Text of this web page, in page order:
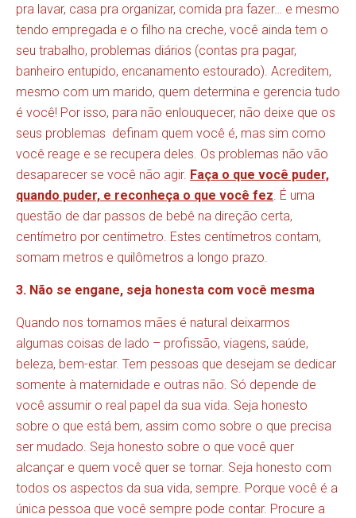
pra lavar, casa pra organizar, comida pra fazer… e mesmo
tendo empregada e o filho na creche, você ainda tem o
seu trabalho, problemas diários (contas pra pagar,
banheiro entupido, encanamento estourado). Acreditem,
mesmo com um marido, quem determina e gerencia tudo
é você! Por isso, para não enlouquecer, não deixe que os
seus problemas definam quem você é, mas sim como
você reage e se recupera deles. Os problemas não vão
desaparecer se você não agir. Faça o que você puder,
quando puder, e reconheça o que você fez . É uma
questão de dar passos de bebê na direção certa,
centímetro por centímetro. Estes centímetros contam,
somam metros e quilômetros a longo prazo.
3. Não se engane, seja honesta com você mesma
Quando nos tornamos mães é natural deixarmos
algumas coisas de lado – profissão, viagens, saúde,
beleza, bem-estar. Tem pessoas que desejam se dedicar
somente à maternidade e outras não. Só depende de
você assumir o real papel da sua vida. Seja honesto
sobre o que está bem, assim como sobre o que precisa
ser mudado. Seja honesto sobre o que você quer
alcançar e quem você quer se tornar. Seja honesto com
todos os aspectos da sua vida, sempre. Porque você é a
única pessoa que você sempre pode contar. Procure a